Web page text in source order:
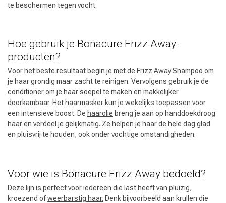
te beschermen tegen vocht.
Hoe gebruik je Bonacure Frizz Away-
producten?
Voor het beste resultaat begin je met de Frizz Away Shampoo om
je haar grondig maar zacht te reinigen. Vervolgens gebruik je de
conditionerom je haar soepel te maken en makkelijker
doorkambaar. Het haarmasker kun je wekelijks toepassen voor
een intensieve boost. De haarolie breng je aan op handdoekdroog
haar en verdeel je gelijkmatig. Ze helpen je haar de hele dag glad
en pluisvrij te houden, ook onder vochtige omstandigheden.
Voor wie is Bonacure Frizz Away bedoeld?
Deze lijn is perfect voor iedereen die last heeft van pluizig,
kroezend ofweerbarstig haar. Denk bijvoorbeeld aan krullen die